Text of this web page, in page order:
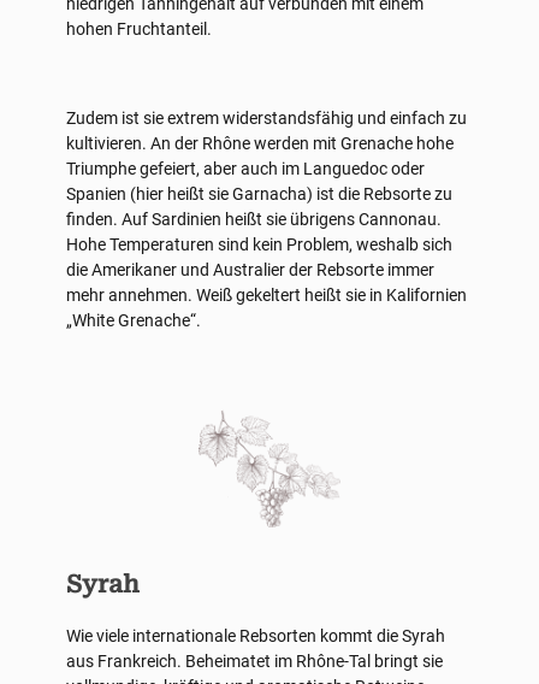
niedrigen Tanningehalt auf verbunden mit einem
hohen Fruchtanteil.
Zudem ist sie extrem widerstandsfähig und einfach zu
kultivieren. An der Rhône werden mit Grenache hohe
Triumphe gefeiert, aber auch im Languedoc oder
Spanien (hier heißt sie Garnacha) ist die Rebsorte zu
finden. Auf Sardinien heißt sie übrigens Cannonau.
Hohe Temperaturen sind kein Problem, weshalb sich
die Amerikaner und Australier der Rebsorte immer
mehr annehmen. Weiß gekeltert heißt sie in Kalifornien
„White Grenache“.
Syrah
Wie viele internationale Rebsorten kommt die Syrah
aus Frankreich. Beheimatet im Rhône-Tal bringt sie